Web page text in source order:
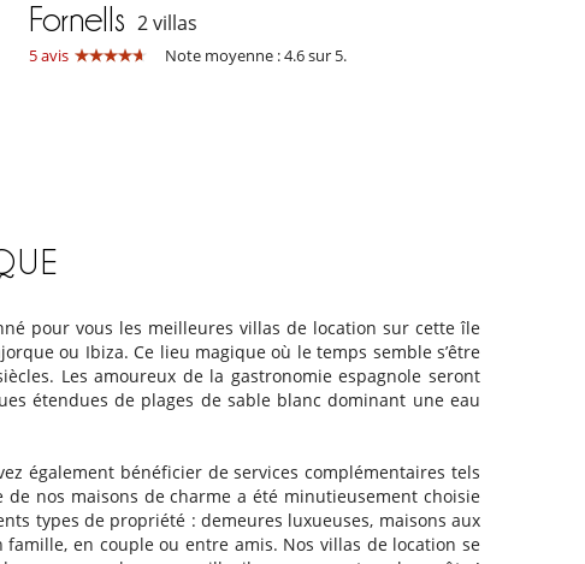
Fornells 2 villas
5 avis Note moyenne : 4.6 sur 5.
pour vous les meilleures villas de location sur cette île
ou Ibiza. Ce lieu magique où le temps semble s’être
Les amoureux de la gastronomie espagnole seront
étendues de plages de sable blanc dominant une eau
également bénéficier de services complémentaires tels
nos maisons de charme a été minutieusement choisie
types de propriété : demeures luxueuses, maisons aux
en couple ou entre amis. Nos villas de location se